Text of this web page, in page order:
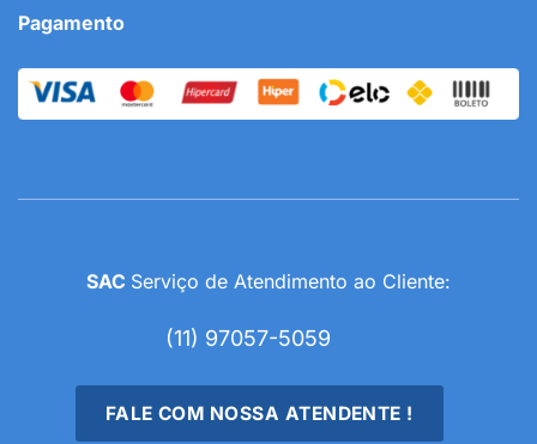
Pagamento
SAC Serviço de Atendimento ao Cliente:
(11) 97057-5059
FALE COM NOSSA ATENDENTE !